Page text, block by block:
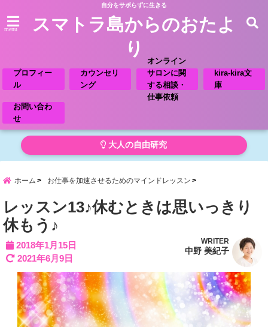
自分をサボらずに生きる
menu
スマトラ島からのおたよ
り
プロフィー
ル
カウンセリ
ング
オンライン
サロンに関
する相談・
仕事依頼
kira-kira文
庫
お問い合わ
せ
大人の自由研究
ホーム お仕事を加速させるためのマインドレッスン
レッスン13♪休むときは思いっきり
休もう♪
2018年1月15日
2021年6月9日
WRITER
中野 美紀子